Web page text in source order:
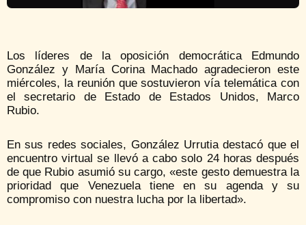
Los líderes de la oposición democrática Edmundo
González y María Corina Machado agradecieron este
miércoles, la reunión que sostuvieron vía telemática con
el secretario de Estado de Estados Unidos, Marco
Rubio.
En sus redes sociales, González Urrutia destacó que el
encuentro virtual se llevó a cabo solo 24 horas después
de que Rubio asumió su cargo, «este gesto demuestra la
prioridad que Venezuela tiene en su agenda y su
compromiso con nuestra lucha por la libertad».